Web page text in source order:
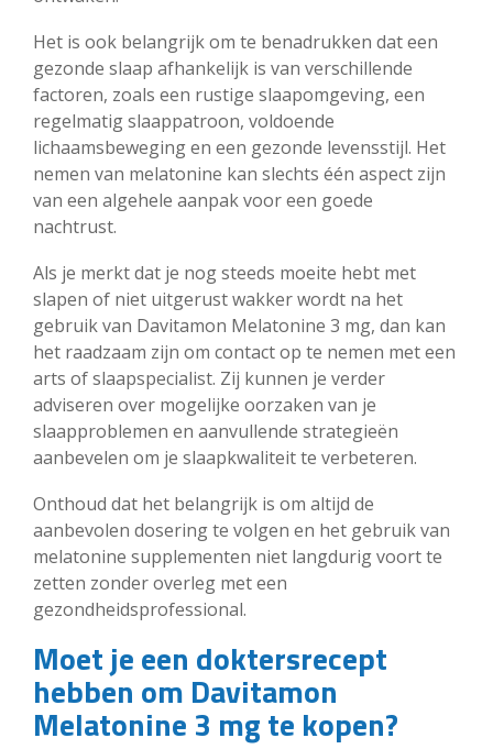
Het is ook belangrijk om te benadrukken dat een
gezonde slaap afhankelijk is van verschillende
factoren, zoals een rustige slaapomgeving, een
regelmatig slaappatroon, voldoende
lichaamsbeweging en een gezonde levensstijl. Het
nemen van melatonine kan slechts één aspect zijn
van een algehele aanpak voor een goede
nachtrust.
Als je merkt dat je nog steeds moeite hebt met
slapen of niet uitgerust wakker wordt na het
gebruik van Davitamon Melatonine 3 mg, dan kan
het raadzaam zijn om contact op te nemen met een
arts of slaapspecialist. Zij kunnen je verder
adviseren over mogelijke oorzaken van je
slaapproblemen en aanvullende strategieën
aanbevelen om je slaapkwaliteit te verbeteren.
Onthoud dat het belangrijk is om altijd de
aanbevolen dosering te volgen en het gebruik van
melatonine supplementen niet langdurig voort te
zetten zonder overleg met een
gezondheidsprofessional.
Moet je een doktersrecept
hebben om Davitamon
Melatonine 3 mg te kopen?